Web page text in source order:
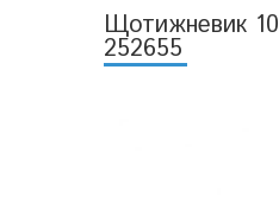
Щотижневик
252655